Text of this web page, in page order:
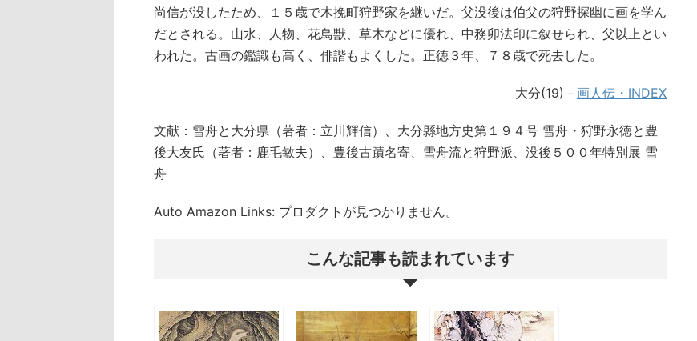
尚信が没したため、１５歳で木挽町狩野家を継いだ。父没後は伯父の狩野探幽に画を学ん
だとされる。山水、人物、花鳥獣、草木などに優れ、中務卯法印に叙せられ、父以上とい
われた。古画の鑑識も高く、俳諧もよくした。正徳３年、７８歳で死去した。
大分(19)－ 画人伝・INDEX
文献：雪舟と大分県（著者：立川輝信）、大分縣地方史第１９４号 雪舟・狩野永徳と豊
後大友氏（著者：鹿毛敏夫）、豊後古蹟名寄、雪舟流と狩野派、没後５００年特別展 雪
舟
Auto Amazon Links: プロダクトが見つかりません。
こんな記事も読まれています